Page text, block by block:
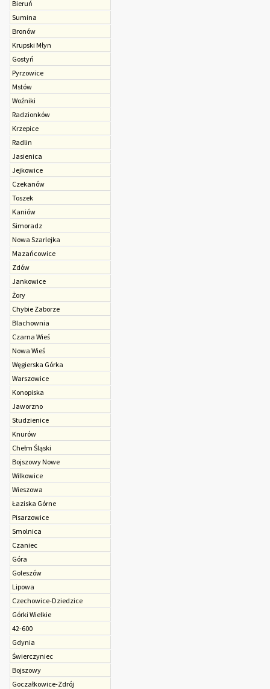
Bieruń
Sumina
Bronów
Krupski Młyn
Gostyń
Pyrzowice
Mstów
Woźniki
Radzionków
Krzepice
Radlin
Jasienica
Jejkowice
Czekanów
Toszek
Kaniów
Simoradz
Nowa Szarlejka
Mazańcowice
Zdów
Jankowice
Żory
Chybie Zaborze
Blachownia
Czarna Wieś
Nowa Wieś
Węgierska Górka
Warszowice
Konopiska
Jaworzno
Studzienice
Knurów
Chełm Śląski
Bojszowy Nowe
Wilkowice
Wieszowa
Łaziska Górne
Pisarzowice
Smolnica
Czaniec
Góra
Goleszów
Lipowa
Czechowice-Dziedzice
Górki Wielkie
42-600
Gdynia
Świerczyniec
Bojszowy
Goczałkowice-Zdrój